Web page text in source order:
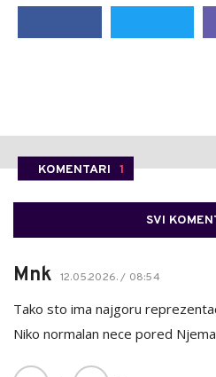
KOMENTARI 1
SVI
Mnk 12.05.2026. / 08:54
Tako sto ima najgoru
Niko normalan nece pored